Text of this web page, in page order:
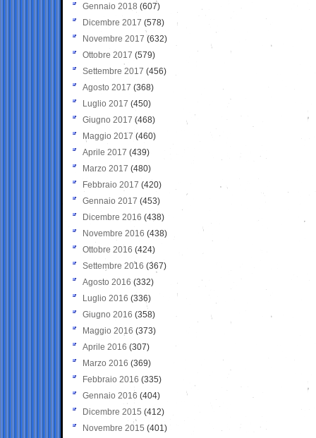
Gennaio 2018 (607)
Dicembre 2017 (578)
Novembre 2017 (632)
Ottobre 2017 (579)
Settembre 2017 (456)
Agosto 2017 (368)
Luglio 2017 (450)
Giugno 2017 (468)
Maggio 2017 (460)
Aprile 2017 (439)
Marzo 2017 (480)
Febbraio 2017 (420)
Gennaio 2017 (453)
Dicembre 2016 (438)
Novembre 2016 (438)
Ottobre 2016 (424)
Settembre 2016 (367)
Agosto 2016 (332)
Luglio 2016 (336)
Giugno 2016 (358)
Maggio 2016 (373)
Aprile 2016 (307)
Marzo 2016 (369)
Febbraio 2016 (335)
Gennaio 2016 (404)
Dicembre 2015 (412)
Novembre 2015 (401)